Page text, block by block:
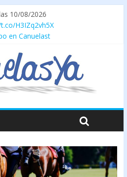
10/08/2026
H3IZq2vh5X
en Canuelast